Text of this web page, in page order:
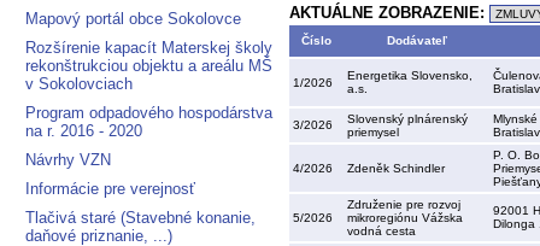
Mapový portál obce Sokolovce
Rozšírenie kapacít Materskej školy
rekonštrukciou objektu a areálu MŠ
v Sokolovciach
Program odpadového hospodárstva
na r. 2016 - 2020
Návrhy VZN
Informácie pre verejnosť
Tlačivá staré (Stavebné konanie,
daňové priznanie, ...)
AKTUÁLNE ZOBRAZENIE:
Číslo Dodávateľ
1/2026
Energetika Slovensko,
a.s.
3/2026
Slovenský plnárenský
priemysel
4/2026 Zdeněk Schindler
P. O.
5/2026
Združenie pre rozvoj
mikroregiónu Vážska
vodná cesta
92001
Dilonga